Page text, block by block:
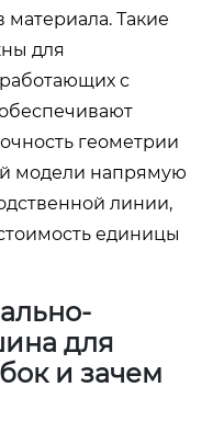
материала. Такие
для
с
геометрии
модели напрямую
линии,
единицы
для
и зачем